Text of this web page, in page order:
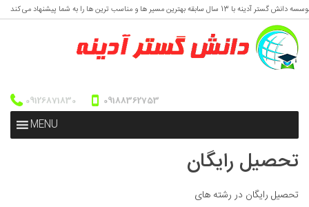
دانش گستر آدینه با 13 سال سابقه بهترین مسیر ها و مناسب ترین ها را به شما پیشنهاد می کند
09188362753
09126871830
MENU
تحصیل رایگان
تحصیل رایگان در رشته های